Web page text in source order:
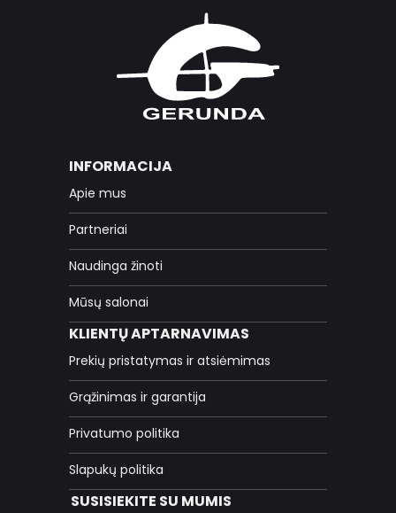
INFORMACIJA
Apie mus
Partneriai
Naudinga žinoti
Mūsų salonai
KLIENTŲ APTARNAVIMAS
Prekių pristatymas ir atsiėmimas
Grąžinimas ir garantija
Privatumo politika
Slapukų politika
SUSISIEKITE SU MUMIS